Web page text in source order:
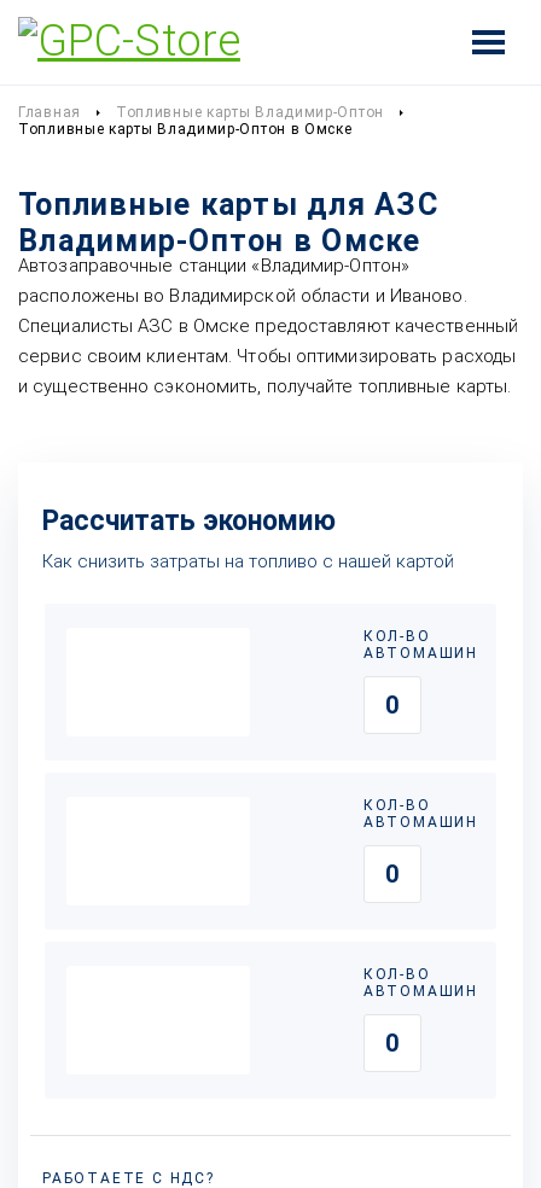
Главная
Топливные карты Владимир-Оптон
Топливные карты Владимир-Оптон в Омске
Топливные карты для АЗС
Владимир-Оптон в Омске
Автозаправочные станции «Владимир-Оптон»
расположены во Владимирской области и Иваново.
Специалисты АЗС в Омске предоставляют качественный
сервис своим клиентам. Чтобы оптимизировать расходы
и существенно сэкономить, получайте топливные карты.
Рассчитать экономию
Как снизить затраты на топливо с нашей картой
КОЛ-ВО
АВТОМАШИН
КОЛ-ВО
АВТОМАШИН
КОЛ-ВО
АВТОМАШИН
РАБОТАЕТЕ С НДС?